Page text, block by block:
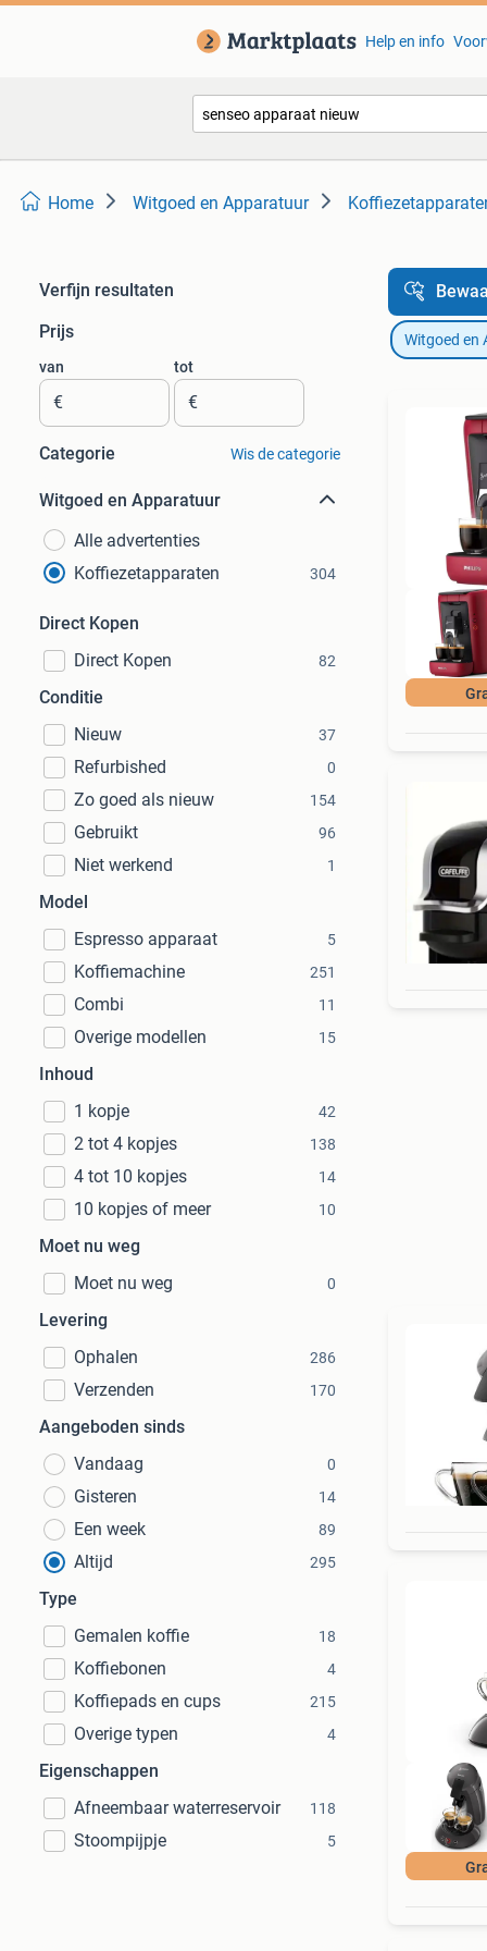
Help en info
Home Witgoed en Apparatuur
Verfijn resultaten
Prijs
van
€
tot
€
Categorie Wis de categorie
Witgoed en Apparatuur
Alle advertenties
Koffiezetapparaten
304
Direct Kopen
Direct Kopen
82
Conditie
Nieuw
37
Refurbished 0
Zo goed als nieuw 154
Gebruikt 96
Niet werkend 1
Model
Espresso apparaat
5
Koffiemachine 251
Combi 11
Overige modellen 15
Inhoud
1 kopje
42
2 tot 4 kopjes 138
4 tot 10 kopjes 14
10 kopjes of meer 10
Moet nu weg
Moet nu weg
0
Levering
Ophalen
286
Verzenden 170
Aangeboden sinds
Vandaag
0
Gisteren 14
Een week 89
Altijd 295
Type
Gemalen koffie
18
Koffiebonen 4
Koffiepads en cups 215
Overige typen 4
Eigenschappen
Afneembaar waterreservoir
118
Stoompijpje 5
Witgoed en